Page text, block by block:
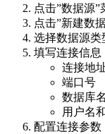
点击”数据源”
点击”新建数
选择数据源类
填写连接信息
连接地
端口号
数据库
用户名
配置连接参数